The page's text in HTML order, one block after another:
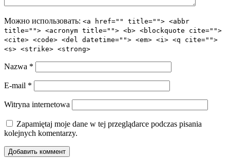
Можно использовать: <a href="" title=""> <abbr
title=""> <acronym title=""> <b> <blockquote cite="">
<cite> <code> <del datetime=""> <em> <i> <q cite="">
<s> <strike> <strong>
Nazwa *
E-mail *
Witryna internetowa
Zapamiętaj moje dane w tej przeglądarce podczas pisania
kolejnych komentarzy.